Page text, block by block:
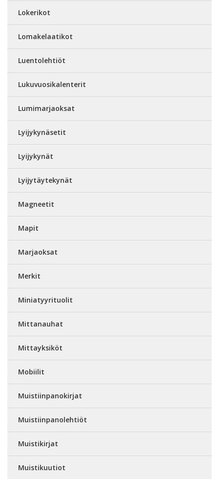
Lokerikot
Lomakelaatikot
Luentolehtiöt
Lukuvuosikalenterit
Lumimarjaoksat
Lyijykynäsetit
Lyijykynät
Lyijytäytekynät
Magneetit
Mapit
Marjaoksat
Merkit
Miniatyyrituolit
Mittanauhat
Mittayksiköt
Mobiilit
Muistiinpanokirjat
Muistiinpanolehtiöt
Muistikirjat
Muistikuutiot